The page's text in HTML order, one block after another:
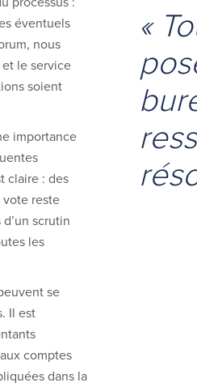
éventuels
nous
le service
soient
importance
claire : des
vote reste
scrutin
les
se
Il est
comptes
dans la
«